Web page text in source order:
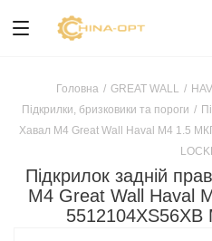
Головна / GREAT WALL /
Підкрилки, бризковики та пороги /
Хавал М4 Great Wall Haval M4 1.5
Підкрилок задній
М4 Great Wall Haval
5512104XS56XB